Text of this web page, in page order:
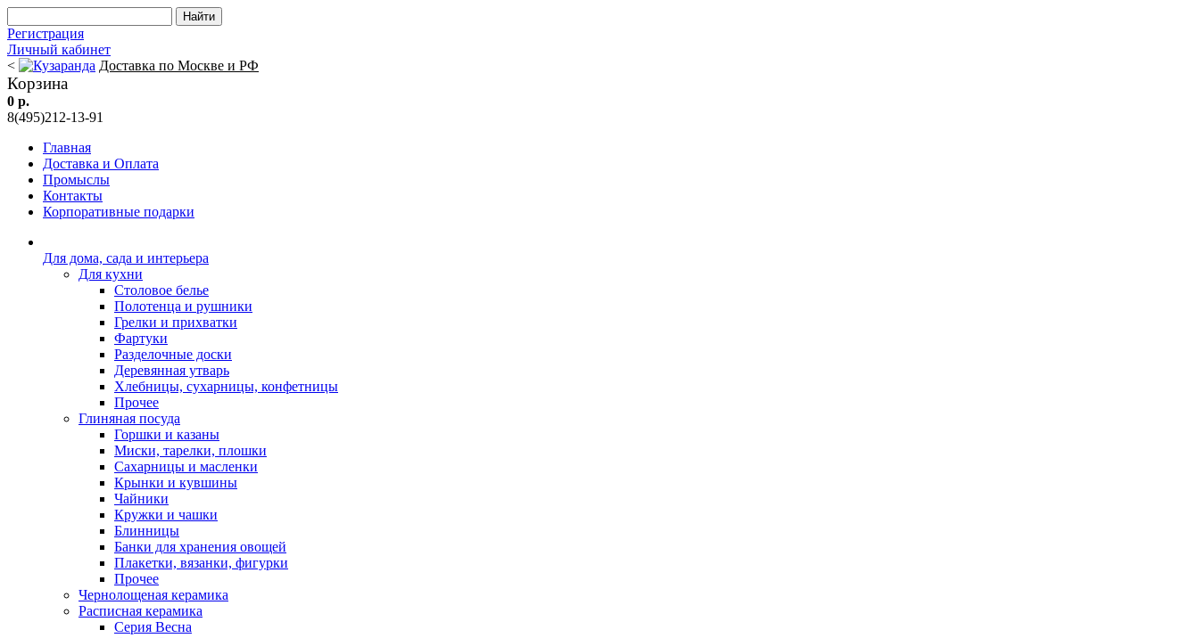
Регистрация
Личный кабинет
<
Доставка по Москве и РФ
Корзина
0 р.
8(495)212-13-91
Главная
Доставка и Оплата
Промыслы
Контакты
Корпоративные подарки
Для дома, сада и интерьера
Для кухни
Столовое белье
Полотенца и рушники
Грелки и прихватки
Фартуки
Разделочные доски
Деревянная утварь
Хлебницы, сухарницы, конфетницы
Прочее
Глиняная посуда
Горшки и казаны
Миски, тарелки, плошки
Сахарницы и масленки
Крынки и кувшины
Чайники
Кружки и чашки
Блинницы
Банки для хранения овощей
Плакетки, вязанки, фигурки
Прочее
Чернолощеная керамика
Расписная керамика
Серия Весна